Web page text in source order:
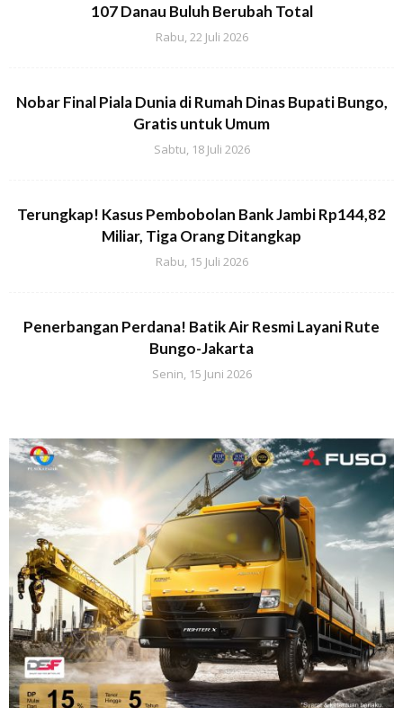
107 Danau Buluh Berubah Total
Rabu, 22 Juli 2026
Nobar Final Piala Dunia di Rumah Dinas Bupati Bungo,
Gratis untuk Umum
Sabtu, 18 Juli 2026
Terungkap! Kasus Pembobolan Bank Jambi Rp144,82
Miliar, Tiga Orang Ditangkap
Rabu, 15 Juli 2026
Penerbangan Perdana! Batik Air Resmi Layani Rute
Bungo-Jakarta
Senin, 15 Juni 2026